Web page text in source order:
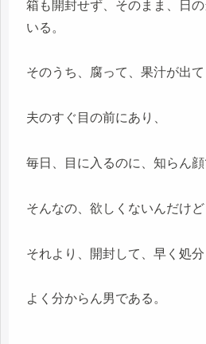
箱も開封せず、そのまま、日
いる。
そのうち、腐って、果汁が出て
夫のすぐ目の前にあり、
毎日、目に入るのに、知らん顔
そんなの、欲しくないんだけど
それより、開封して、早く処分
よく分からん男である。